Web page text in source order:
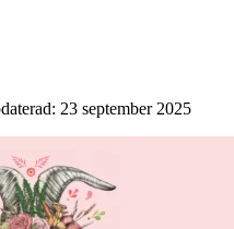
23 september 2025